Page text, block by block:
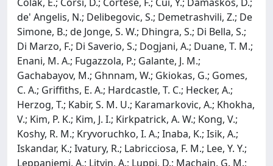
de' Angelis, N.; Delibegovic, S.; Demetrashvili, Z.; De
Simone, B.; de Jonge, S. W.; Dhingra, S.; Di Bella, S.;
Di Marzo, F.; Di Saverio, S.; Dogjani, A.; Duane, T. M.;
Enani, M. A.; Fugazzola, P.; Galante, J. M.;
Gachabayov, M.; Ghnnam, W.; Gkiokas, G.; Gomes,
C. A.; Griffiths, E. A.; Hardcastle, T. C.; Hecker, A.;
Herzog, T.; Kabir, S. M. U.; Karamarkovic, A.; Khokha,
V.; Kim, P. K.; Kim, J. I.; Kirkpatrick, A. W.; Kong, V.;
Koshy, R. M.; Kryvoruchko, I. A.; Inaba, K.; Isik, A.;
Iskandar, K.; Ivatury, R.; Labricciosa, F. M.; Lee, Y. Y.;
Leppaniemi, A.; Litvin, A.; Luppi, D.; Machain, G. M.;